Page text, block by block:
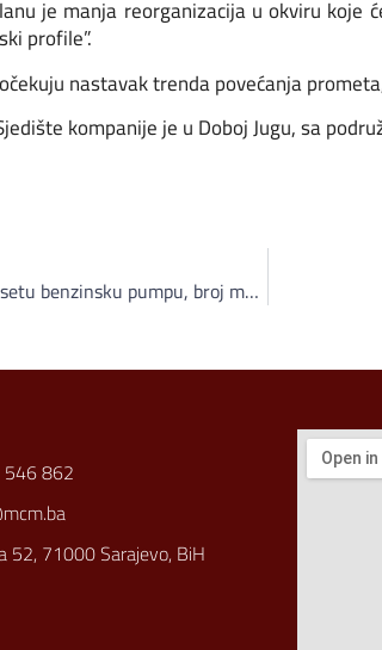
je manja reorganizacija u okviru
profile”.
nastavak trenda povećanja
kompanije je u Doboj Jugu, sa
Hifa Oil otvorila u Doboju svoju desetu benzinsku pumpu, broj maloprodajnih objekata u ovoj godini povećan za 100 posto
862
52, 71000 Sarajevo, BiH